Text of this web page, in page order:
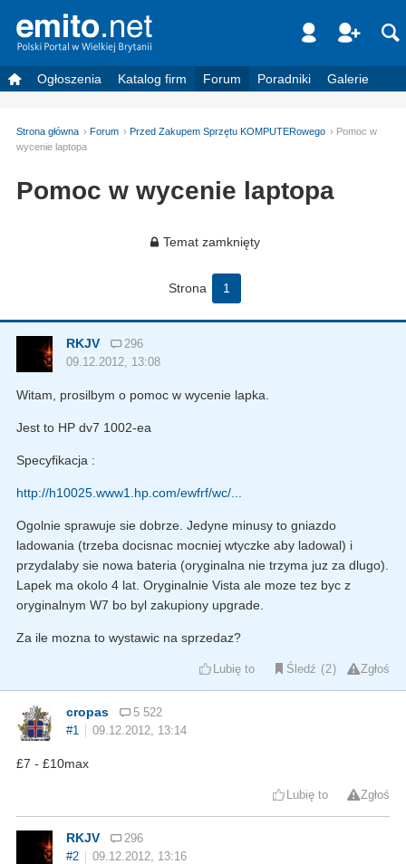
Ogłoszenia Katalog firm Forum Poradniki Galerie
Strona główna Forum Przed Zakupem Sprzętu KOMPUTERowego
Pomoc w
wycenie laptopa
Pomoc w wycenie laptopa
Temat zamknięty
Strona 1
RKJV
296
09.12.2012, 13:08
Witam, prosilbym o pomoc w wycenie lapka.
Jest to HP dv7 1002-ea
Specyfikacja :
http://h10025.www1.hp.com/ewfrf/wc/...
Ogolnie sprawuje sie dobrze. Jedyne minusy to gniazdo
ladowania (trzeba docisnac mocniej wtyczke aby ladowal) i
przydalaby sie nowa bateria (oryginalna nie trzyma juz za dlugo).
Lapek ma okolo 4 lat. Oryginalnie Vista ale moze tez byc z
oryginalnym W7 bo byl zakupiony upgrade.
Za ile mozna to wystawic na sprzedaz?
Lubię to Śledź 2 Zgłoś
cropas
5 522
#1
09.12.2012, 13:14
£7 - £10max
Lubię to Zgłoś
RKJV
296
#2
09.12.2012, 13:16